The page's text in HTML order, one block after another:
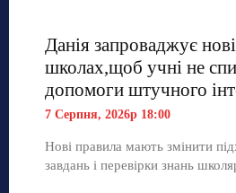
Данія запроваджує
школах,щоб учні не
допомоги штучного
7 Серпня, 2026р 18:00
Нові правила мають змінити
завдань і перевірки знань